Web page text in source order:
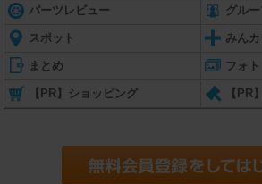
パーツレビュー グル
スポット みんカ
まとめ フォト
【PR】ショッピング 【PR